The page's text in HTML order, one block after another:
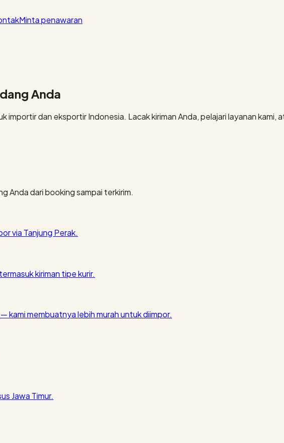
Minta penawaran
Anda
dan eksportir Indonesia. Lacak kiriman Anda, pelajari layanan kami,
Anda dari booking sampai terkirim.
via Tanjung Perak.
kiriman tipe kurir.
kami membuatnya lebih murah untuk diimpor.
Jawa Timur.